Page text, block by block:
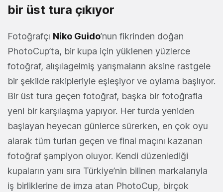
bir üst tura çıkıyor
Fotoğrafçı Niko Guido’nun fikrinden doğan
PhotoCup’ta, bir kupa için yüklenen yüzlerce
fotoğraf, alışılagelmiş yarışmaların aksine rastgele
bir şekilde rakipleriyle eşleşiyor ve oylama başlıyor.
Bir üst tura geçen fotoğraf, başka bir fotoğrafla
yeni bir karşılaşma yapıyor. Her turda yeniden
başlayan heyecan günlerce sürerken, en çok oyu
alarak tüm turları geçen ve final maçını kazanan
fotoğraf şampiyon oluyor. Kendi düzenlediği
kupaların yanı sıra Türkiye’nin bilinen markalarıyla
iş birliklerine de imza atan PhotoCup, birçok